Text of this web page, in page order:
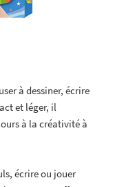
à dessiner, écrire
et léger, il
à la créativité à
écrire ou jouer